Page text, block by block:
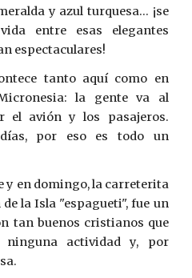
y azul turquesa... ¡se
entre esas elegantes
espectaculares!
tanto aquí como en
la gente va al
el avión y los pasajeros.
por eso es todo un
y en domingo, la carreterita
la Isla "espagueti", fue un
tan buenos cristianos que
actividad y, por